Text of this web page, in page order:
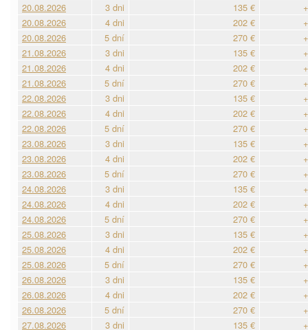
20.08.2026
3 dni 135 €
20.08.2026
4 dni 202 €
20.08.2026
5 dní 270 €
21.08.2026
3 dni 135 €
21.08.2026
4 dni 202 €
21.08.2026
5 dní 270 €
22.08.2026
3 dni 135 €
22.08.2026
4 dni 202 €
22.08.2026
5 dní 270 €
23.08.2026
3 dni 135 €
23.08.2026
4 dni 202 €
23.08.2026
5 dní 270 €
24.08.2026
3 dni 135 €
24.08.2026
4 dni 202 €
24.08.2026
5 dní 270 €
25.08.2026
3 dni 135 €
25.08.2026
4 dni 202 €
25.08.2026
5 dní 270 €
26.08.2026
3 dni 135 €
26.08.2026
4 dni 202 €
26.08.2026
5 dní 270 €
27.08.2026
3 dni 135 €